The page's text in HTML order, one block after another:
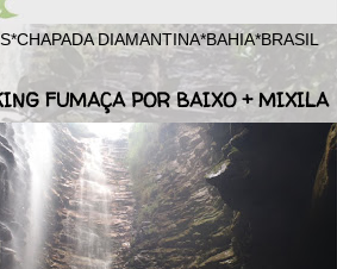
DIAMANTINA*BAHIA*BRASIL
FUMAÇA POR BAIXO + MIXILA